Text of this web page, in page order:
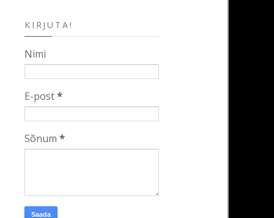
KIRJUTA!
Nimi
E-post*
Sõnum *